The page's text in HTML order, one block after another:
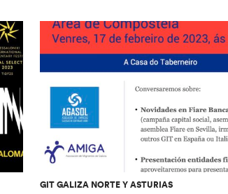
GIT GALIZA NORTE Y ASTURIAS